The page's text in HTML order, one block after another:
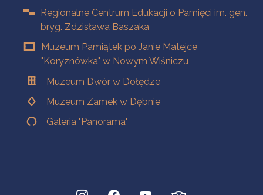
Regionalne Centrum Edukacji o Pamięci im. gen.
bryg. Zdzisława Baszaka
Muzeum Pamiątek po Janie Matejce
"Koryznówka" w Nowym Wiśniczu
Muzeum Dwór w Dołędze
Muzeum Zamek w Dębnie
Galeria "Panorama"